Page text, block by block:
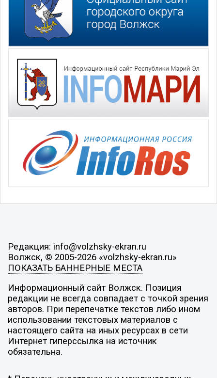
Редакция: info@volzhsky-ekran.ru
Волжск, © 2005-2026 «volzhsky-ekran.ru»
ПОКАЗАТЬ БАННЕРНЫЕ МЕСТА
Информационный сайт Волжск. Позиция
редакции не всегда совпадает с точкой зрения
авторов. При перепечатке текстов либо ином
использовании текстовых материалов с
настоящего сайта на иных ресурсах в сети
Интернет гиперссылка на источник
обязательна.